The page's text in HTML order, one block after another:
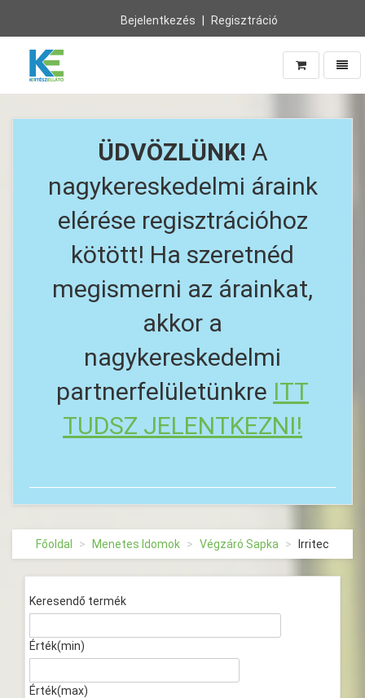
Bejelentkezés Regisztráció
Vissza
ÜDVÖZLÜNK! A
nagykereskedelmi áraink
elérése regisztrációhoz
kötött! Ha szeretnéd
megismerni az árainkat,
akkor a
nagykereskedelmi
partnerfelületünkre ITT
TUDSZ JELENTKEZNI!
Főoldal Menetes Idomok Végzáró Sapka Irritec
Keresendő termék
Érték(min)
Érték(max)